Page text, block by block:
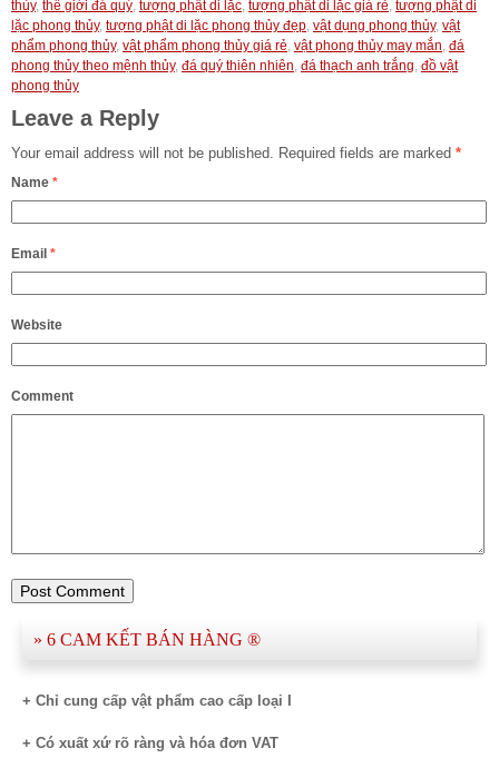
thủy, thế giới đá quý, tượng phật di lặc, tượng phật di lặc giá rẻ, tượng phật di
lặc phong thủy, tượng phật di lặc phong thủy đẹp, vật dụng phong thủy, vật
phẩm phong thủy, vật phẩm phong thủy giá rẻ, vật phong thủy may mắn, đá
phong thủy theo mệnh thủy, đá quý thiên nhiên, đá thạch anh trắng, đồ vật
phong thủy
Leave a Reply
Your email address will not be published. Required fields are marked *
Name *
Email *
Website
Comment
» 6 CAM KẾT BÁN HÀNG ®​
+ Chỉ cung cấp vật phẩm cao cấp loại I
+ Có xuất xứ rõ ràng và hóa đơn VAT